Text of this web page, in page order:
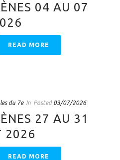
04 AU 07
READ MORE
du 7e In Posted 03/07/2026
27 AU 31
2026
READ MORE